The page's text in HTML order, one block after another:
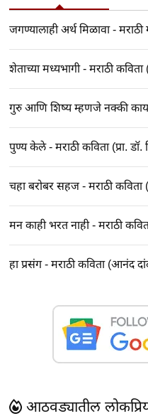
जगण्यालाही अर्थ मिळावा -
शेताच्या मध्यभागी - मराठी
गुरु आणि शिष्य म्हणजे नक्की
पुण्य केले - मराठी कविता (प्रा. डॉ.
चहा बरोबर सहज - मराठी
मन काही भरत नाही - मराठी
हा प्रसंग - मराठी कविता (आनंद
आठवड्यातील